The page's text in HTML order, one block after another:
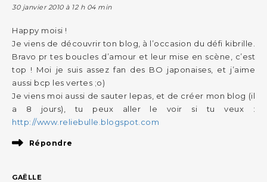
30 janvier 2010 à 12 h 04 min
Happy moisi !
Je viens de découvrir ton blog, à l’occasion du défi kibrille.
Bravo pr tes boucles d’amour et leur mise en scène, c’est
top ! Moi je suis assez fan des BO japonaises, et j’aime
aussi bcp les vertes ;o)
Je viens moi aussi de sauter lepas, et de créer mon blog (il
a 8 jours), tu peux aller le voir si tu veux :
http://www.reliebulle.blogspot.com
Répondre
GAËLLE